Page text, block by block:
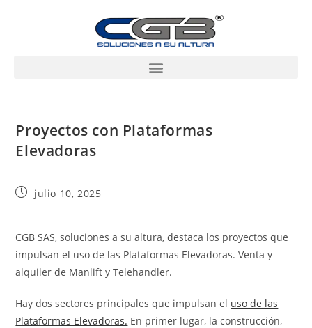
Proyectos con Plataformas
Elevadoras
julio 10, 2025
CGB SAS, soluciones a su altura, destaca los proyectos que
impulsan el uso de las Plataformas Elevadoras. Venta y
alquiler de Manlift y Telehandler.
Hay dos sectores principales que impulsan el uso de las
Plataformas Elevadoras. En primer lugar, la construcción,